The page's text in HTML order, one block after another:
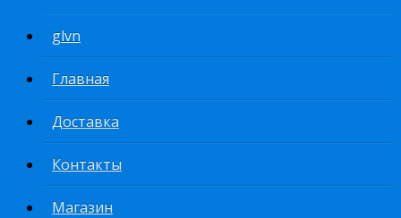
glvn
Главная
Доставка
Контакты
Магазин